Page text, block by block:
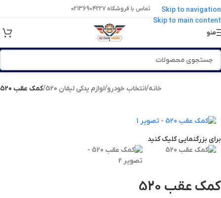
Skip to navigation
Skip to main content
تماس با فروشگاه 02136904227
منو
خانه/انتخاب خودرو/لوازم یدکی لیفان 520 /کمک عقب 520
برای بزرگنمایی کلیک کنید
کمک عقب 520